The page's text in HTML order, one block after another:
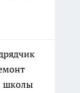
школы